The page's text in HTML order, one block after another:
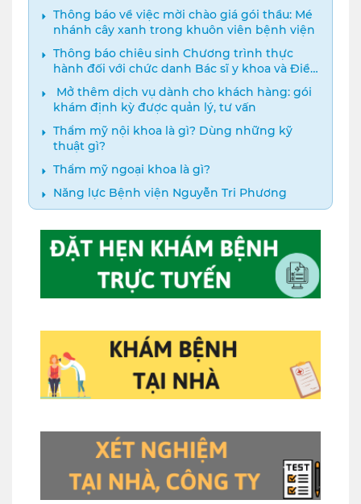
Thông báo về việc mời chào giá gói thầu: Mé
nhánh cây xanh trong khuôn viên bệnh viện
Thông báo chiêu sinh Chương trình thực
hành đối với chức danh Bác sĩ y khoa và Điều
dưỡng năm 2024
️ Mở thêm dịch vụ dành cho khách hàng: gói
khám định kỳ được quản lý, tư vấn
Thẩm mỹ nội khoa là gì? Dùng những kỹ
thuật gì?
Thẩm mỹ ngoại khoa là gì?
Năng lực Bệnh viện Nguyễn Tri Phương